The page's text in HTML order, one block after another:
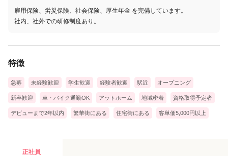
雇用保険、労災保険、社会保険、厚生年金 を完備しています。
社内、社外での研修制度あり。
特徴
急募 未経験歓迎 学生歓迎 経験者歓迎 駅近 オープニング
新卒歓迎 車・バイク通勤OK アットホーム 地域密着 資格取得予定者
デビューまで2年以内 繁華街にある 住宅街にある 客単価5,000円以上
正社員